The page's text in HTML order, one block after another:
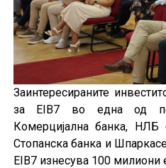
Заинтересираните
за EIB7 во една од
Комерцијална банка, НЛБ
Стопанска банка и
EIB7 изнесува 100 милиони